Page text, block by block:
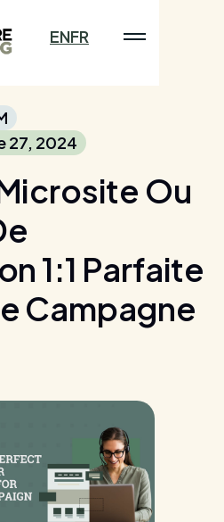
ENFR
27, 2024
Ou
1:1 Parfaite
Campagne